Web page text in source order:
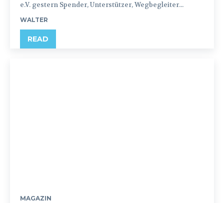
e.V. gestern Spender, Unterstützer, Wegbegleiter...
WALTER
READ
MAGAZIN